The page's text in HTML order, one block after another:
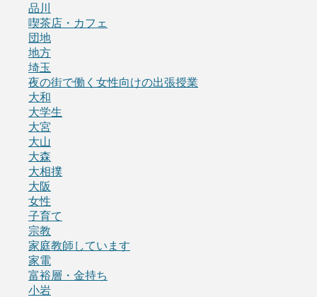
品川
喫茶店・カフェ
団地
地方
埼玉
夜の街で働く女性向けの出張授業
大和
大学生
大宮
大山
大森
大相撲
大阪
女性
子育て
宗教
家庭教師しています
家電
富裕層・金持ち
小岩